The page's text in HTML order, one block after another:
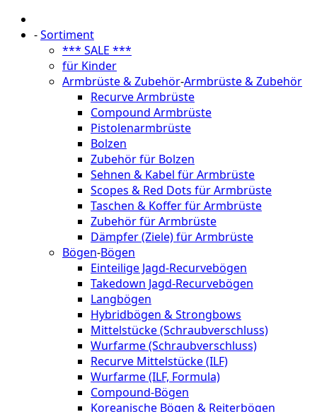
-Sortiment
*** SALE ***
für Kinder
Armbrüste & Zubehör-Armbrüste & Zubehör
Recurve Armbrüste
Compound Armbrüste
Pistolenarmbrüste
Bolzen
Zubehör für Bolzen
Sehnen & Kabel für Armbrüste
Scopes & Red Dots für Armbrüste
Taschen & Koffer für Armbrüste
Zubehör für Armbrüste
Dämpfer (Ziele) für Armbrüste
Bögen-Bögen
Einteilige Jagd-Recurvebögen
Takedown Jagd-Recurvebögen
Langbögen
Hybridbögen & Strongbows
Mittelstücke (Schraubverschluss)
Wurfarme (Schraubverschluss)
Recurve Mittelstücke (ILF)
Wurfarme (ILF, Formula)
Compound-Bögen
Koreanische Bögen & Reiterbögen